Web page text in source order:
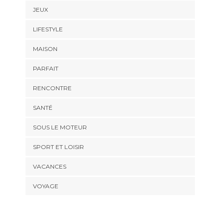
JEUX
LIFESTYLE
MAISON
PARFAIT
RENCONTRE
SANTÉ
SOUS LE MOTEUR
SPORT ET LOISIR
VACANCES
VOYAGE